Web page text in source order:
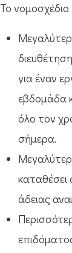
Το νομοσχέδιο
για έναν
εβδομάδα
όλο τον
σήμερα.
καταθέσει
άδειας